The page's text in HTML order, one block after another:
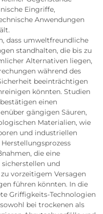
Eingriffe,
Anwendungen
dass umweltfreundliche
standhalten, die bis zu
Alternativen liegen,
während des
beeinträchtigen
könnten. Studien
einen
gängigen Säuren,
Materialien, wie
und industriellen
die eine
und
vorzeitigem Versagen
führen könnten. In die
Griffigkeits-Technologien
bei trockenen als